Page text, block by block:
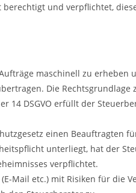
und verpflichtet,
maschinell zu erheben
Die Rechtsgrundlage
14 DSGVO erfüllt der
einen Beauftragten
unterliegt, hat der
verpflichtet.
Mail etc.) mit Risiken für die